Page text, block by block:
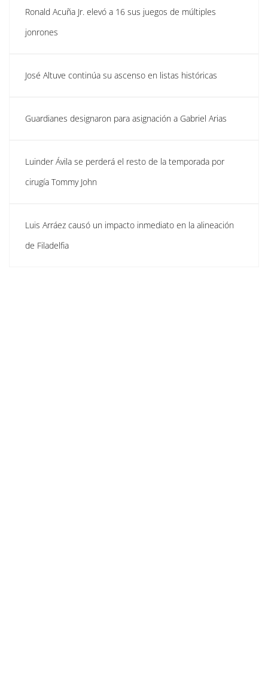
Ronald Acuña Jr. elevó a 16 sus juegos de múltiples
jonrones
José Altuve continúa su ascenso en listas históricas
Guardianes designaron para asignación a Gabriel Arias
Luinder Ávila se perderá el resto de la temporada por
cirugía Tommy John
Luis Arráez causó un impacto inmediato en la alineación
de Filadelfia